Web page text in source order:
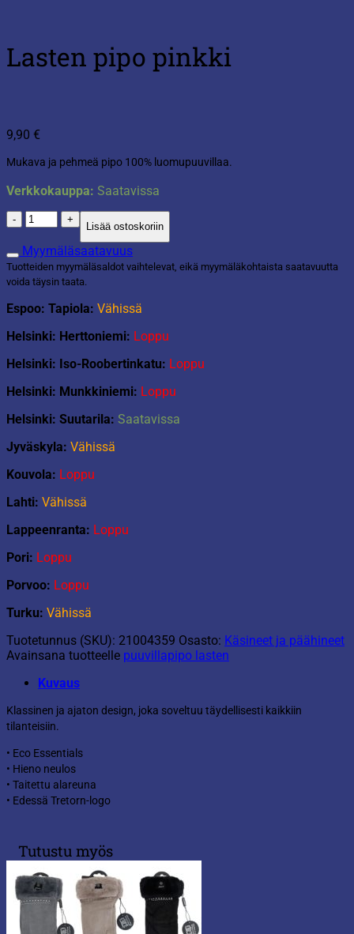
Lasten pipo pinkki
9,90 €
Mukava ja pehmeä pipo 100% luomupuuvillaa.
Verkkokauppa: Saatavissa
Lasten
pipo
pinkki
määrä
Lisää ostoskoriin
Myymäläsaatavuus
Tuotteiden myymäläsaldot vaihtelevat, eikä myymäläkohtaista saatavuutta
voida täysin taata.
Espoo: Tapiola: Vähissä
Helsinki: Herttoniemi: Loppu
Helsinki: Iso-Roobertinkatu: Loppu
Helsinki: Munkkiniemi: Loppu
Helsinki: Suutarila: Saatavissa
Jyväskyla: Vähissä
Kouvola: Loppu
Lahti: Vähissä
Lappeenranta: Loppu
Pori: Loppu
Porvoo: Loppu
Turku: Vähissä
Tuotetunnus (SKU): 21004359 Osasto: Käsineet ja päähineet
Avainsana tuotteelle puuvillapipo lasten
Kuvaus
Klassinen ja ajaton design, joka soveltuu täydellisesti kaikkiin
tilanteisiin.
• Eco Essentials
• Hieno neulos
• Taitettu alareuna
• Edessä Tretorn-logo
Tutustu myös